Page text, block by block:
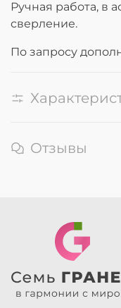
Ручная работа, в
сверление.
По запросу
Отзывы